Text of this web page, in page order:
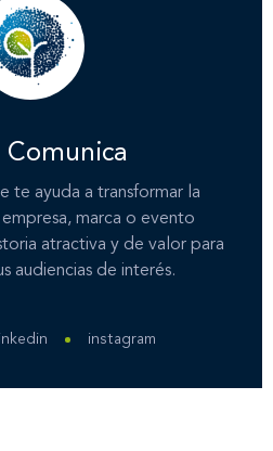
Comunica
te ayuda a transformar la
marca o evento
atractiva y de valor para
audiencias de interés.
linkedin instagram